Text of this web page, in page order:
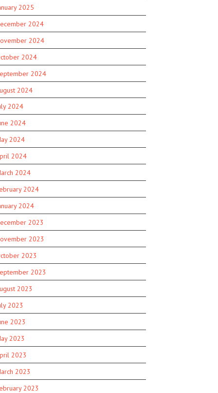
2025
2024
2024
2024
2024
2024
2024
2024
2024
2024
2024
2024
2024
2023
2023
2023
2023
2023
2023
2023
2023
2023
2023
2023